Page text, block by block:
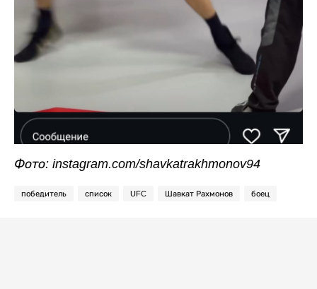
Фото: instagram.com/shavkatrakhmonov94
победитель список UFC Шавкат Рахмонов боец